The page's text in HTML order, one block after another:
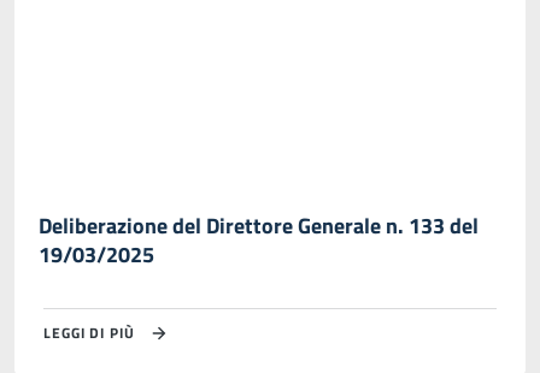
Deliberazione del Direttore Generale n. 133 del
19/03/2025
LEGGI DI PIÙ